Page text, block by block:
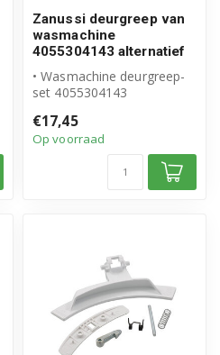
Zanussi deurgreep van
wasmachine
4055304143 alternatief
• Wasmachine deurgreep-
set 4055304143
• Hoogwaardig al...
€17,45
Op voorraad